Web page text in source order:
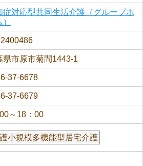
症対応型共同生活介護（グループホ
県市原市菊間1443-1
37-6678
37-6679
～18：00
小規模多機能型居宅介護